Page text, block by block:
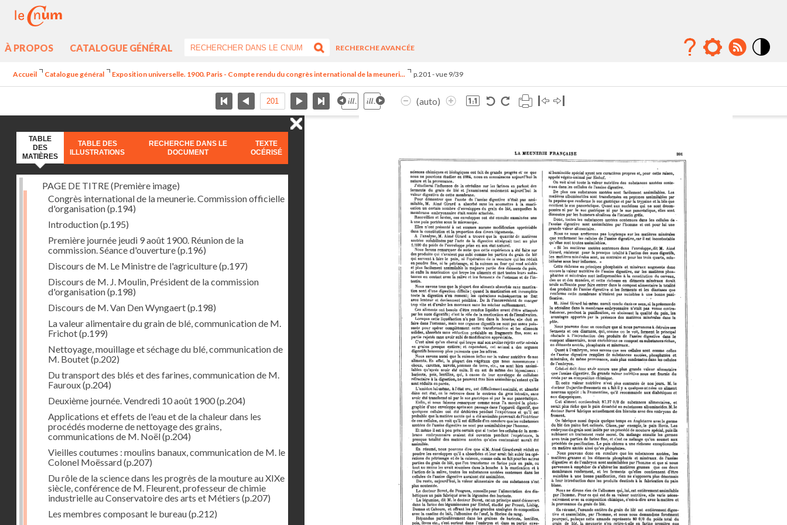
À PROPOS CATALOGUE GÉNÉRAL
RECHERCHE AVANCÉE
Accueil Catalogue général Exposition universelle. 1900. Paris - Compte rendu du congrès international de la meuneri... p.201 - vue 9/39
(auto)
TABLE
DES
MATIÈRES
TABLE DES
ILLUSTRATIONS
RECHERCHE DANS LE
DOCUMENT
TEXTE
OCÉRISÉ
PAGE DE TITRE (Première image)
Congrès international de la meunerie. Commission officielle
d'organisation(p.194)
Introduction(p.195)
Première journée jeudi 9 août 1900. Réunion de la
commission. Séance d'ouverture(p.196)
Discours de M. Le Ministre de l'agriculture(p.197)
Discours de M. J. Moulin, Président de la commission
d'organisation(p.198)
Discours de M. Van Den Wyngaert(p.198)
La valeur alimentaire du grain de blé, communication de M.
Frichot(p.199)
Nettoyage, mouillage et séchage du blé, communication de
M. Boutet(p.202)
Du transport des blés et des farines, communication de M.
Fauroux(p.204)
Deuxième journée. Vendredi 10 août 1900(p.204)
Applications et effets de l'eau et de la chaleur dans les
procédés moderne de nettoyage des grains,
communications de M. Noël(p.204)
Vieilles coutumes : moulins banaux, communication de M. le
Colonel Moëssard(p.207)
Du rôle de la science dans les progrès de la mouture au XIXe
siècle, conférence de M. Fleurent, professeur de chimie
industrielle au Conservatoire des arts et Métiers (p.207)
Les membres composant le bureau(p.212)